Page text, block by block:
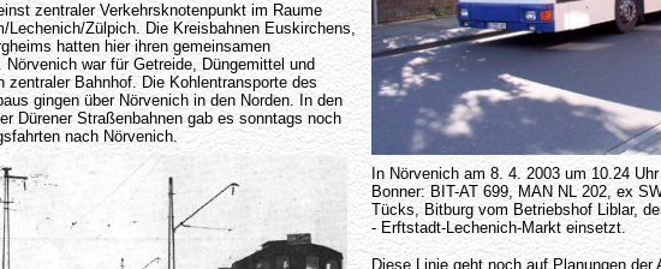
In Nörvenich am 8. 4. 2003 um 10.24
Bonner: BIT-AT 699, MAN NL 202, ex
Tücks, Bitburg vom Betriebshof Liblar,
- Erftstadt-Lechenich-Markt einsetzt.
Diese Linie geht noch auf Planungen der
zentraler Verkehrsknotenpunkt im Raume
Lechenich/Zülpich. Die Kreisbahnen Euskirchens,
hatten hier ihren gemeinsamen
war für Getreide, Düngemittel und
zentraler Bahnhof. Die Kohlentransporte des
gingen über Nörvenich in den Norden. In den
Dürener Straßenbahnen gab es sonntags noch
nach Nörvenich.